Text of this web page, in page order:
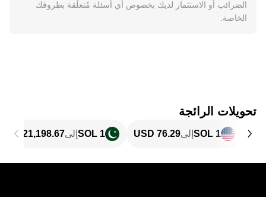
الضرائب أو الاستثمار لديك بخصوص أي أسئلة مُتعلِّقة بظروفك
الخاصة.
تحويلات الرائجة
1 SOL إلى 1 SOL إلى